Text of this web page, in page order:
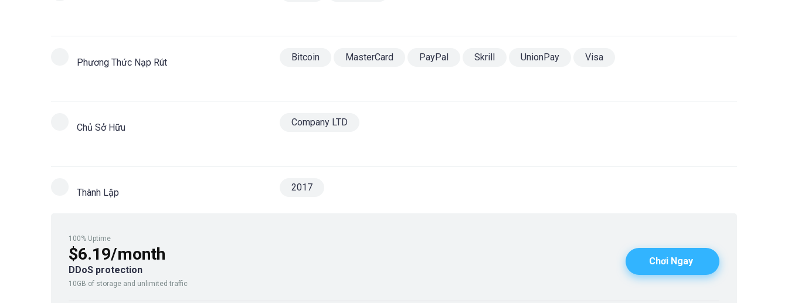
Phương Thức Nạp Rút Bitcoin MasterCard PayPal Skrill UnionPay Visa
Chủ Sở Hữu Company LTD
Thành Lập 2017
100% Uptime
$6.19/month
DDoS protection
10GB of storage and unlimited traffic
Chơi Ngay